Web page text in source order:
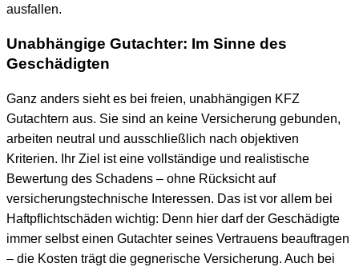
ausfallen.
Unabhängige Gutachter: Im Sinne des
Geschädigten
Ganz anders sieht es bei freien, unabhängigen KFZ
Gutachtern aus. Sie sind an keine Versicherung gebunden,
arbeiten neutral und ausschließlich nach objektiven
Kriterien. Ihr Ziel ist eine vollständige und realistische
Bewertung des Schadens – ohne Rücksicht auf
versicherungstechnische Interessen. Das ist vor allem bei
Haftpflichtschäden wichtig: Denn hier darf der Geschädigte
immer selbst einen Gutachter seines Vertrauens beauftragen
– die Kosten trägt die gegnerische Versicherung. Auch bei